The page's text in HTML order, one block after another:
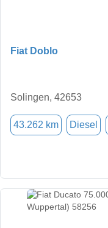
Fiat Doblo
Solingen, 42653
43.262 km Diesel